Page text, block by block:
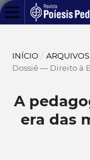
INÍCIO / ARQUIVOS
Dossiê — Direito à
A
era das